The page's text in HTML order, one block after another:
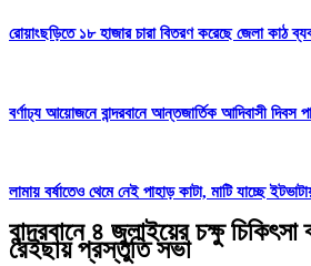
রোয়াংছড়িতে ১৮ হাজার চারা বিতরণ করেছে জেলা কাঠ
বর্ণাঢ্য আয়োজনে বান্দরবানে আন্তজার্তিক আদিবাসী দিবস
লামায় বর্ষাতেও থেমে নেই পাহাড় কাটা, মাটি যাচ্ছে
বান্দরবানে ৪ জুলাইয়ের চক্ষু
রেইছায় প্রস্তুতি সভা